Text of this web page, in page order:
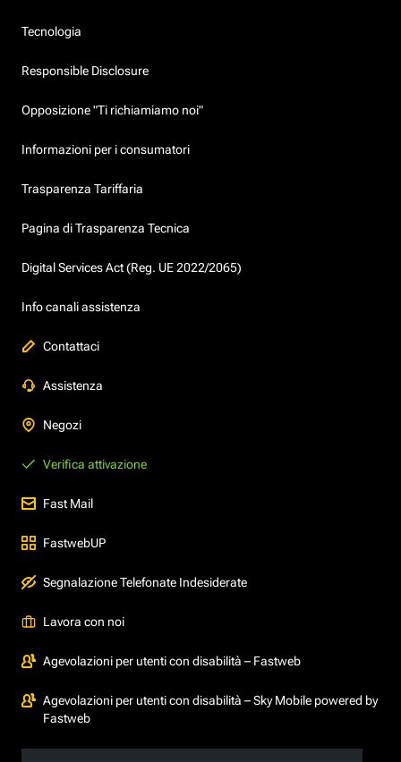
Tecnologia
Responsible Disclosure
Opposizione "Ti richiamiamo noi"
Informazioni per i consumatori
Trasparenza Tariffaria
Pagina di Trasparenza Tecnica
Digital Services Act (Reg. UE 2022/2065)
Info canali assistenza
Contattaci
Assistenza
Negozi
Verifica attivazione
Fast Mail
FastwebUP
Segnalazione Telefonate Indesiderate
Lavora con noi
Agevolazioni per utenti con disabilità – Fastweb
Agevolazioni per utenti con disabilità – Sky Mobile powered by
Fastweb